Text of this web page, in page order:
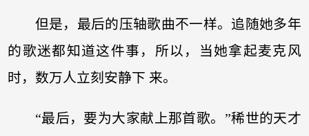
但是，最后的压轴歌曲不一样。追随她多年
的歌迷都知道这件事，所以，当她拿起麦克风
时，数万人立刻安静下 来。
“最后，要为大家献上那首歌。”稀世的天才